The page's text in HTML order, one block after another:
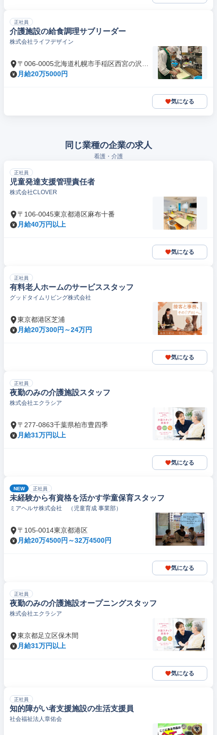
正社員
介護施設の給食調理サブリーダー
株式会社ライフデザイン
〒006-0005北海道札幌市手稲区西宮の沢五
条
月給20万5000円
気になる
同じ業種の企業の求人
看護・介護
正社員
児童発達支援管理責任者
株式会社CLOVER
〒106-0045東京都港区麻布十番
月給40万円以上
気になる
正社員
有料老人ホームのサービススタッフ
グッドタイムリビング株式会社
東京都港区芝浦
月給20万300円～24万円
気になる
正社員
夜勤のみの介護施設スタッフ
株式会社エクラシア
〒277-0863千葉県柏市豊四季
月給31万円以上
気になる
NEW 正社員
未経験から有資格を活かす学童保育スタッフ
ミアヘルサ株式会社 （児童育成 事業部）
〒105-0014東京都港区
月給20万4500円～32万4500円
気になる
正社員
夜勤のみの介護施設オープニングスタッフ
株式会社エクラシア
東京都足立区保木間
月給31万円以上
気になる
正社員
知的障がい者支援施設の生活支援員
社会福祉法人章佑会